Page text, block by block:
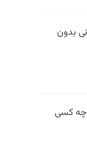
بدون
اضافه؛ فوتبال ۳۶۰ را چه کسی